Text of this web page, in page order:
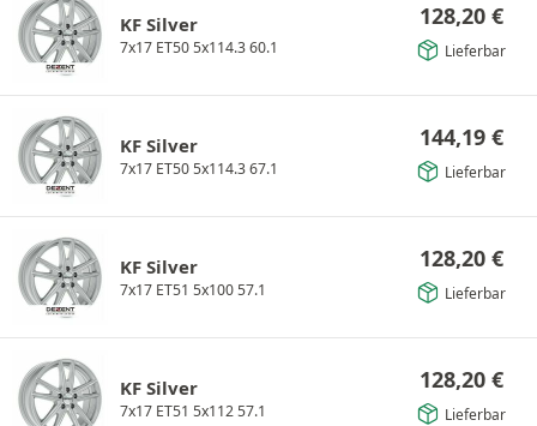
KF Silver
7x17 ET50 5x114.3 60.1
128,20 €
Lieferbar
KF Silver
7x17 ET50 5x114.3 67.1
144,19 €
Lieferbar
KF Silver
7x17 ET51 5x100 57.1
128,20 €
Lieferbar
KF Silver
7x17 ET51 5x112 57.1
128,20 €
Lieferbar